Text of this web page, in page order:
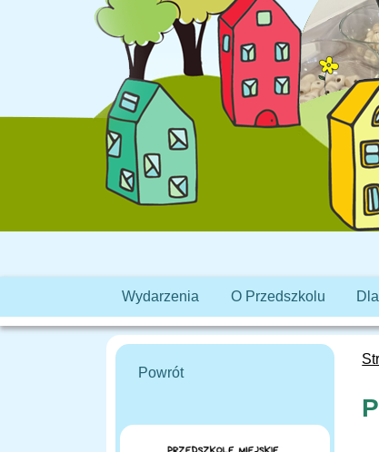
Wydarzenia O Przedszkolu
Powrót